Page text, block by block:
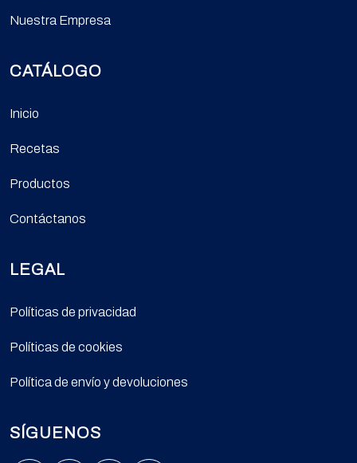
Nuestra Empresa
CATÁLOGO
Inicio
Recetas
Productos
Contáctanos
LEGAL
Políticas de privacidad
Políticas de cookies
Política de envío y devoluciones
SÍGUENOS